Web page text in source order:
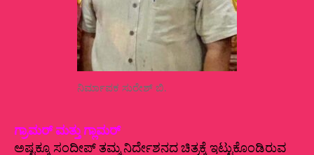
ನಿರ್ಮಾಪಕ ಸುರೇಶ್‌ ಬಿ.
ಗ್ರಾಮರ್‌ ಮತ್ತು ಗ್ಲಾಮರ್
ಅಷ್ಟಕ್ಕೂ ಸಂದೀಪ್‌ ತಮ್ಮ ನಿರ್ದೇಶನದ ಚಿತ್ರಕ್ಕೆ ಇಟ್ಟುಕೊಂಡಿರುವ